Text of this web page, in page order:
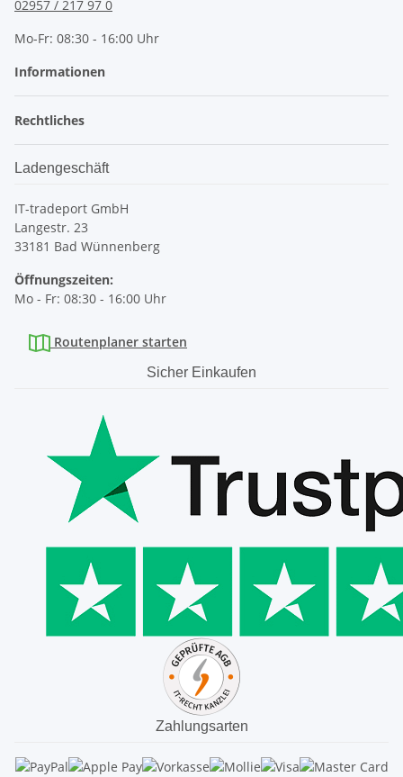
02957 / 217 97 0
Mo-Fr: 08:30 - 16:00 Uhr
Informationen
Rechtliches
Ladengeschäft
IT-tradeport GmbH
Langestr. 23
33181 Bad Wünnenberg
Öffnungszeiten:
Mo - Fr: 08:30 - 16:00 Uhr
Routenplaner starten
Sicher Einkaufen
Zahlungsarten